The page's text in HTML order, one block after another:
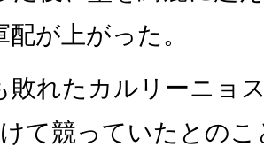
が上がった。
れたカルリーニョ
て競っていたとの